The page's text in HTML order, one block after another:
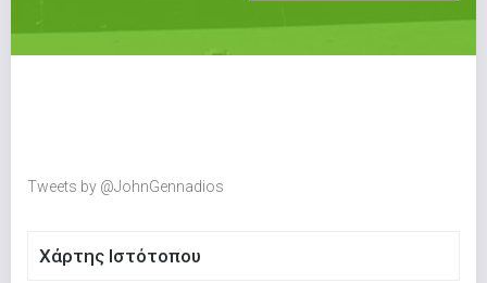
Tweets by @JohnGennadios
Χάρτης Ιστότοπου